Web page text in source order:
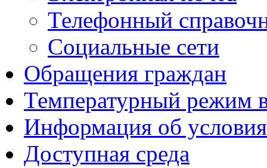
Телефонный
Социальные сети
Обращения граждан
Температурный режим
Информация об
Доступная среда